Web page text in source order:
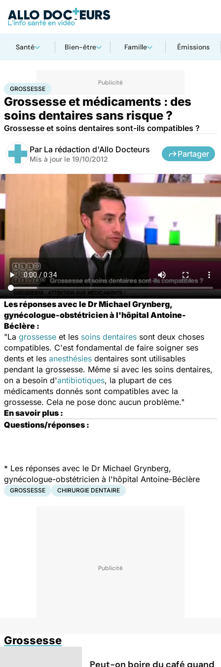
Santé Bien-être Famille Émissions
AccueilSantéMaladies
GROSSESSE
Grossesse et médicaments : des
soins dentaires sans risque ?
Grossesse et soins dentaires sont-ils compatibles ?
Par La rédaction d'Allo Docteurs
Mis à jour le 19/10/2012
Partager
Les réponses avec le Dr Michael Grynberg,
gynécologue-obstétricien à l'hôpital Antoine-
Béclère :
"La grossesse et les soins dentaires sont deux choses
compatibles. C'est fondamental de faire soigner ses
dents et les anesthésies dentaires sont utilisables
pendant la grossesse. Même si avec les soins dentaires,
on a besoin d'antibiotiques, la plupart de ces
médicaments donnés sont compatibles avec la
grossesse. Cela ne pose donc aucun problème."
En savoir plus :
Questions/réponses :
* Les réponses avec le Dr Michael Grynberg,
gynécologue-obstétricien à l'hôpital Antoine-Béclère
GROSSESSE CHIRURGIE DENTAIRE
Grossesse
Peut-on boire du café quand